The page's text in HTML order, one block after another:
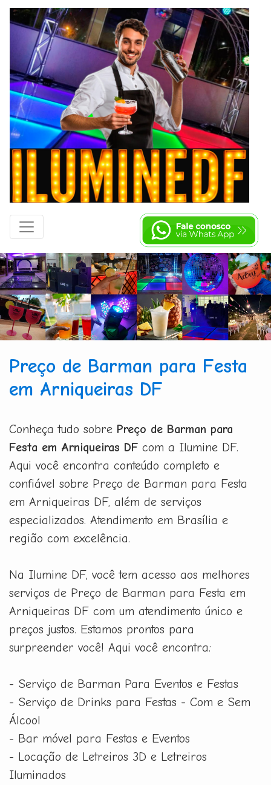
Preço de Barman para Festa
em Arniqueiras DF
Conheça tudo sobre Preço de Barman para
Festa em Arniqueiras DF com a Ilumine DF.
Aqui você encontra conteúdo completo e
confiável sobre Preço de Barman para Festa
em Arniqueiras DF, além de serviços
especializados. Atendimento em Brasília e
região com excelência.
Na Ilumine DF, você tem acesso aos melhores
serviços de Preço de Barman para Festa em
Arniqueiras DF com um atendimento único e
preços justos. Estamos prontos para
surpreender você! Aqui você encontra:
- Serviço de Barman Para Eventos e Festas
- Serviço de Drinks para Festas - Com e Sem
Álcool
- Bar móvel para Festas e Eventos
- Locação de Letreiros 3D e Letreiros
Iluminados